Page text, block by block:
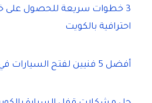
3 خطوات سريعة للحصول على
احترافية بالكويت
أفضل 5 فنيين لفتح السيارات في الكويت.